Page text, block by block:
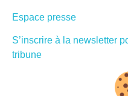
Espace presse
S’inscrire à la newsletter
tribune